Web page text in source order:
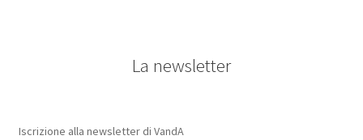
La newsletter
Iscrizione alla newsletter di VandA